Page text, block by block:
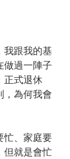
我跟我的基
做過一陣子
正式退休
，為何我會
忙、家庭要
但就是會忙